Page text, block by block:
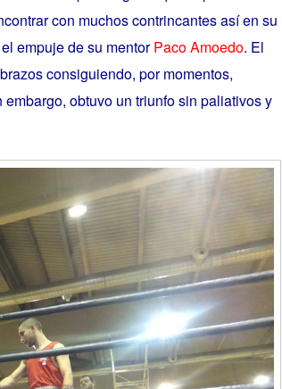
con muchos contrincantes así en su
empuje de su mentorPaco Amoedo. El
consiguiendo, por momentos,
obtuvo un triunfo sin paliativos y